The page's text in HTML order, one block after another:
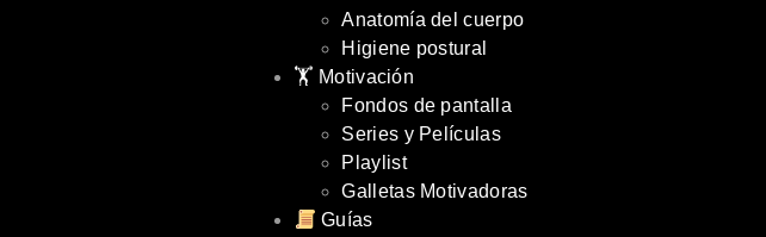
Anatomía del cuerpo
Higiene postural
🏋️ Motivación
Fondos de pantalla
Series y Películas
Playlist
Galletas Motivadoras
Guías